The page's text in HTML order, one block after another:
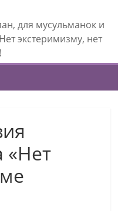
для мусульманок и
экстеримизму, нет
«Нет